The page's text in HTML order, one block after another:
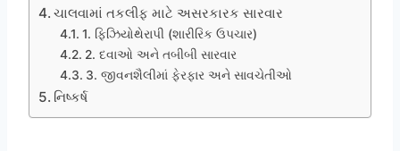
ચાલવામાં તકલીફ માટે અસરકારક સારવાર
1. ફિઝિયોથેરાપી (શારીરિક ઉપચાર)
2. દવાઓ અને તબીબી સારવાર
3. જીવનશૈલીમાં ફેરફાર અને સાવચેતીઓ
નિષ્કર્ષ